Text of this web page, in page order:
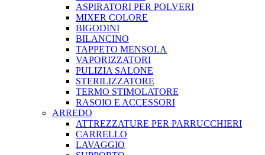
ASPIRATORI PER POLVERI
MIXER COLORE
BIGODINI
BILANCINO
TAPPETO MENSOLA
VAPORIZZATORI
PULIZIA SALONE
STERILIZZATORE
TERMO STIMOLATORE
RASOIO E ACCESSORI
ARREDO
ATTREZZATURE PER PARRUCCHIERI
CARRELLO
LAVAGGIO